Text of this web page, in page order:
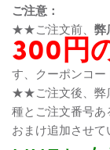
ご注意：
★★ご注文前、 弊
300円
す、クーポンコー
★★ご注文後、弊
種とご注文番号
おまけ追加させ